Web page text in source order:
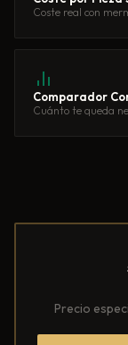
Coste real con
Comparador
Cuánto te queda
Precio